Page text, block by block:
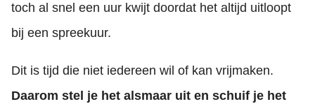
toch al snel een uur kwijt doordat het altijd uitloopt
bij een spreekuur.
Dit is tijd die niet iedereen wil of kan vrijmaken.
Daarom stel je het alsmaar uit en schuif je het